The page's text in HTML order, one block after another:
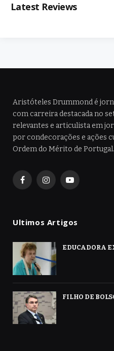
Latest Reviews
Aristóteles Drummond é
com carreira destacada no
relevantes e articulista em
por condecorações e ações
Ordem do Mérito de Portugal.
FacebookInstagramYouTube
Ultimos Artigos
EDUCADORA
FILHO DE